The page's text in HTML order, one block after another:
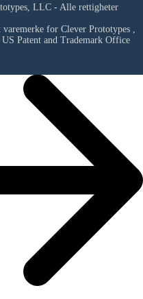
LLC - Alle rettigheter
varemerke for Clever Prototypes ,
Patent and Trademark Office